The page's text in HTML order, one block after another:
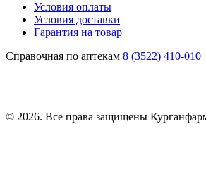
Условия оплаты
Условия доставки
Гарантия на товар
Справочная по аптекам 8 (3522) 410-010
© 2026. Все права защищены